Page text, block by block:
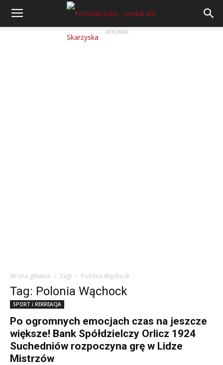
REKLAMA
Strona główna Tagi Polonia Wąchock
Tag: Polonia Wąchock
SPORT i REKREACJA
Po ogromnych emocjach czas na jeszcze
większe! Bank Spółdzielczy Orlicz 1924
Suchedniów rozpoczyna grę w Lidze
Mistrzów